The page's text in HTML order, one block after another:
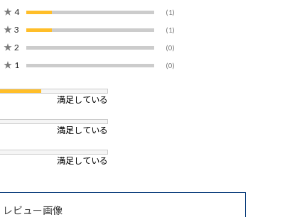
★ 4 (1)
★ 3 (1)
★ 2 (0)
★ 1 (0)
満足している
満足している
満足している
レビュー画像